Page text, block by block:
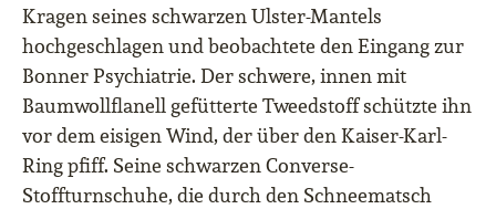
Kragen seines schwarzen Ulster-Mantels
hochgeschlagen und beobachtete den Eingang zur
Bonner Psychiatrie. Der schwere, innen mit
Baumwollflanell gefütterte Tweedstoff schützte ihn
vor dem eisigen Wind, der über den Kaiser-Karl-
Ring pfiff. Seine schwarzen Converse-
Stoffturnschuhe, die durch den Schneematsch